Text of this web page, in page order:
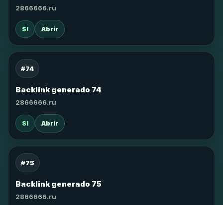
2866666.ru
SI Abrir
#74
Backlink generado 74
2866666.ru
SI Abrir
#75
Backlink generado 75
2866666.ru